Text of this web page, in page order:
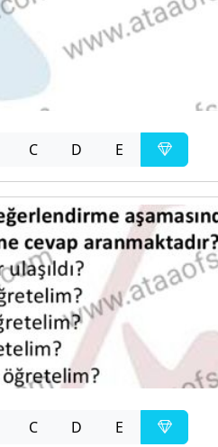
C D E
C D E